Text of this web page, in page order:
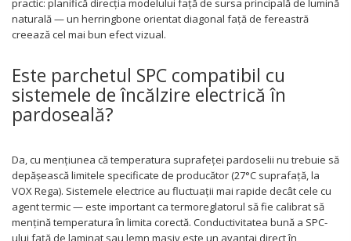
practic: planifică direcția modelului față de sursa principală de lumină
naturală — un herringbone orientat diagonal față de fereastră
creează cel mai bun efect vizual.
Este parchetul SPC compatibil cu
sistemele de încălzire electrică în
pardoseală?
Da, cu mențiunea că temperatura suprafeței pardoselii nu trebuie să
depășească limitele specificate de producător (27°C suprafață, la
VOX Rega). Sistemele electrice au fluctuații mai rapide decât cele cu
agent termic — este important ca termoreglatorul să fie calibrat să
mențină temperatura în limita corectă. Conductivitatea bună a SPC-
ului față de laminat sau lemn masiv este un avantaj direct în